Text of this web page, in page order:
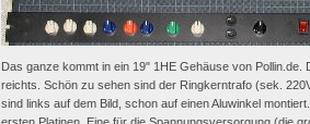
Das ganze kommt in ein 19" 1HE Gehäuse von
reichts. Schön zu sehen sind der Ringkerntrafo (sek.
sind links auf dem Bild, schon auf einen Aluwinkel